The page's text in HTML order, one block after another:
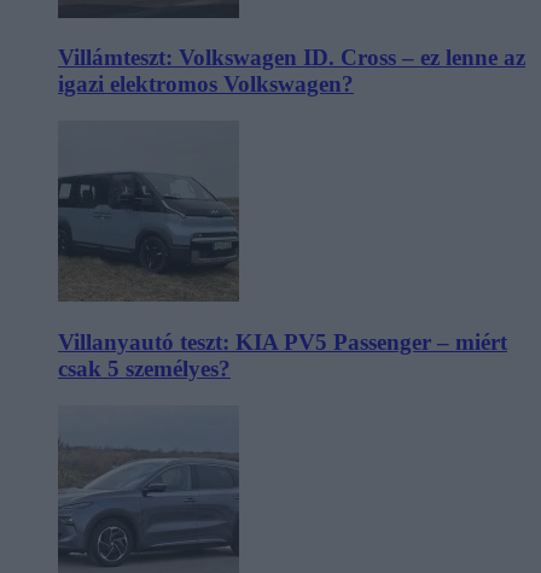
Villámteszt: Volkswagen ID. Cross – ez lenne az
igazi elektromos Volkswagen?
Villanyautó teszt: KIA PV5 Passenger – miért
csak 5 személyes?